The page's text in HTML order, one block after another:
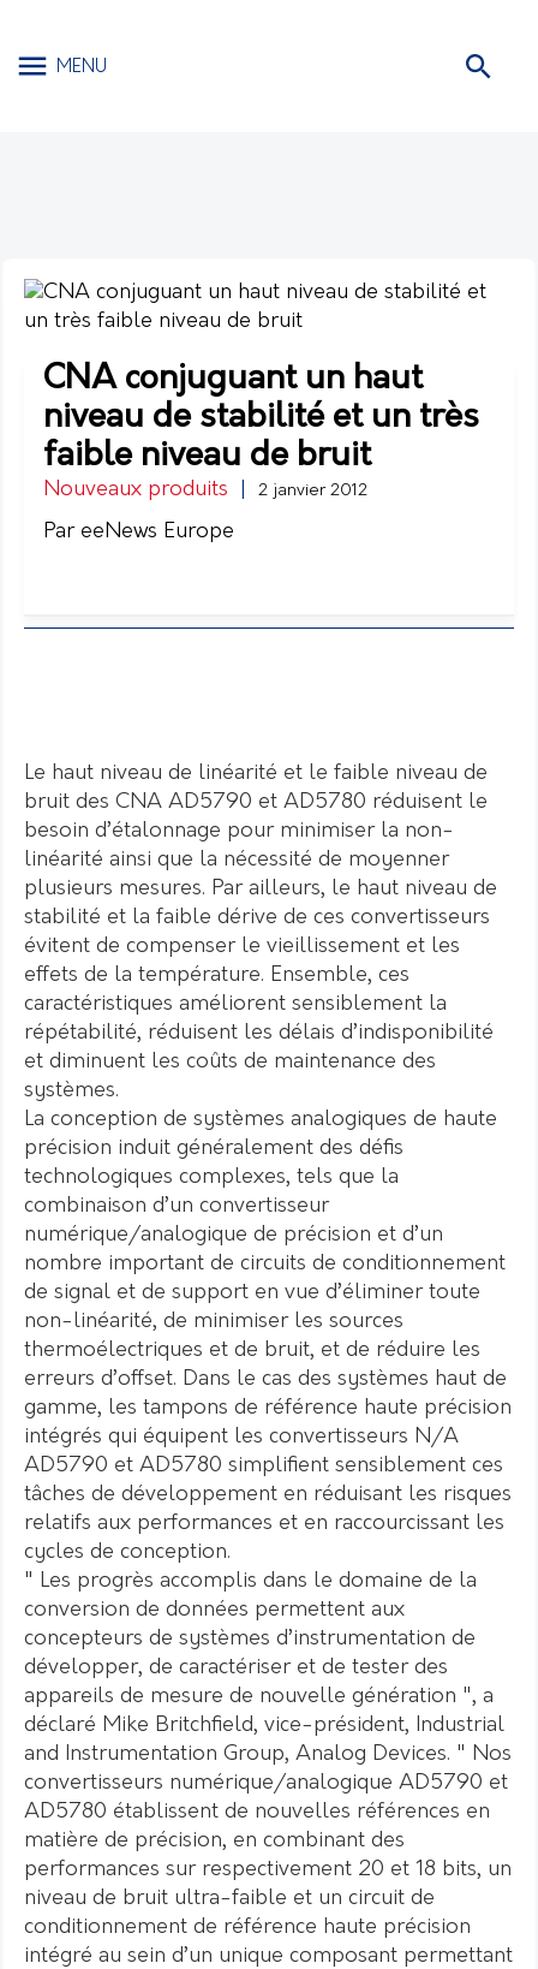
MENU
CNA conjuguant un haut
niveau de stabilité et un très
faible niveau de bruit
Nouveaux produits 2 janvier 2012
Par eeNews Europe
Le haut niveau de linéarité et le faible niveau de
bruit des CNA AD5790 et AD5780 réduisent le
besoin d’étalonnage pour minimiser la non-
linéarité ainsi que la nécessité de moyenner
plusieurs mesures. Par ailleurs, le haut niveau de
stabilité et la faible dérive de ces convertisseurs
évitent de compenser le vieillissement et les
effets de la température. Ensemble, ces
caractéristiques améliorent sensiblement la
répétabilité, réduisent les délais d’indisponibilité
et diminuent les coûts de maintenance des
systèmes.
La conception de systèmes analogiques de haute
précision induit généralement des défis
technologiques complexes, tels que la
combinaison d’un convertisseur
numérique/analogique de précision et d’un
nombre important de circuits de conditionnement
de signal et de support en vue d’éliminer toute
non-linéarité, de minimiser les sources
thermoélectriques et de bruit, et de réduire les
erreurs d’offset. Dans le cas des systèmes haut de
gamme, les tampons de référence haute précision
intégrés qui équipent les convertisseurs N/A
AD5790 et AD5780 simplifient sensiblement ces
tâches de développement en réduisant les risques
relatifs aux performances et en raccourcissant les
cycles de conception.
" Les progrès accomplis dans le domaine de la
conversion de données permettent aux
concepteurs de systèmes d’instrumentation de
développer, de caractériser et de tester des
appareils de mesure de nouvelle génération ", a
déclaré Mike Britchfield, vice-président, Industrial
and Instrumentation Group, Analog Devices. " Nos
convertisseurs numérique/analogique AD5790 et
AD5780 établissent de nouvelles références en
matière de précision, en combinant des
performances sur respectivement 20 et 18 bits, un
niveau de bruit ultra-faible et un circuit de
conditionnement de référence haute précision
intégré au sein d’un unique composant permettant